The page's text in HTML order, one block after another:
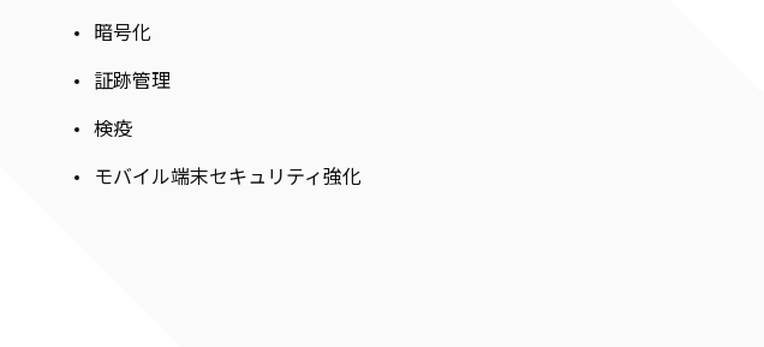
暗号化
証跡管理
検疫
モバイル端末セキュリティ強化